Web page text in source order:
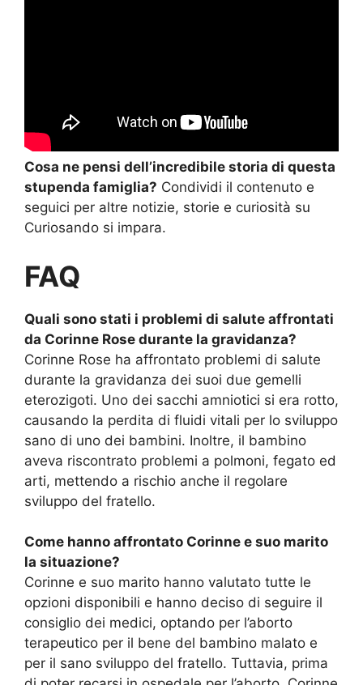
Cosa ne pensi dell’incredibile storia di questa
stupenda famiglia? Condividi il contenuto e
seguici per altre notizie, storie e curiosità su
Curiosando si impara.
FAQ
Quali sono stati i problemi di salute affrontati
da Corinne Rose durante la gravidanza?
Corinne Rose ha affrontato problemi di salute
durante la gravidanza dei suoi due gemelli
eterozigoti. Uno dei sacchi amniotici si era rotto,
causando la perdita di fluidi vitali per lo sviluppo
sano di uno dei bambini. Inoltre, il bambino
aveva riscontrato problemi a polmoni, fegato ed
arti, mettendo a rischio anche il regolare
sviluppo del fratello.
Come hanno affrontato Corinne e suo marito
la situazione?
Corinne e suo marito hanno valutato tutte le
opzioni disponibili e hanno deciso di seguire il
consiglio dei medici, optando per l’aborto
terapeutico per il bene del bambino malato e
per il sano sviluppo del fratello. Tuttavia, prima